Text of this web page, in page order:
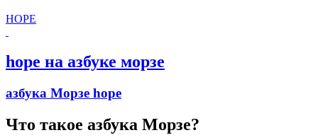
HOPE
hope на азбуке морзе
азбука Морзе hope
Что такое азбука Морзе?